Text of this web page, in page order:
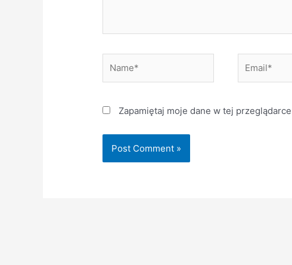
Zapamiętaj moje dane w tej